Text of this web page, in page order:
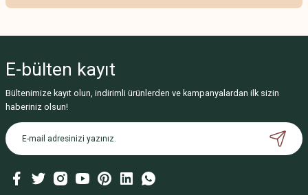
iletebilirsiniz.
Ürün açıklamasında eksik bilgiler bulunuyor.
Ürün bilgilerinde hatalar bulunuyor.
Bu ürüne benzer farklı alternatifler olmalı.
Ürün mükemmel, gerçekten
çok memnun kaldık.
B... Ç... | 02/09/2024
Deneyimini Paylaş
E-bülten kayıt
Bültenimize kayıt olun, indirimli ürünlerden ve kampanyalardan ilk sizin
haberiniz olsun!